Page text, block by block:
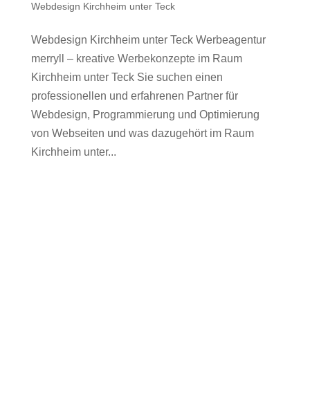
Webdesign Kirchheim unter Teck
Webdesign Kirchheim unter Teck Werbeagentur
merryll – kreative Werbekonzepte im Raum
Kirchheim unter Teck Sie suchen einen
professionellen und erfahrenen Partner für
Webdesign, Programmierung und Optimierung
von Webseiten und was dazugehört im Raum
Kirchheim unter...